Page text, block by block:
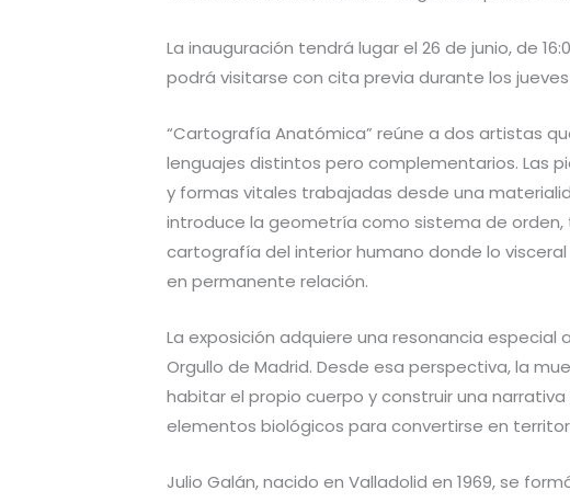
La inauguración tendrá lugar el 26 de junio, de
podrá visitarse con cita previa durante los jueves
“Cartografía Anatómica” reúne a dos artistas
lenguajes distintos pero complementarios. Las
y formas vitales trabajadas desde una
introduce la geometría como sistema de orden,
cartografía del interior humano donde lo
en permanente relación.
La exposición adquiere una resonancia
Orgullo de Madrid. Desde esa perspectiva, la
habitar el propio cuerpo y construir una
elementos biológicos para convertirse en
Julio Galán, nacido en Valladolid en 1969, se